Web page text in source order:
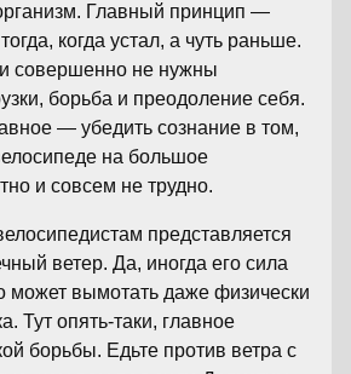
Главный принцип —
когда устал, а чуть раньше.
совершенно не нужны
борьба и преодоление себя.
— убедить сознание в том,
на большое
и совсем не трудно.
представляется
ветер. Да, иногда его сила
может вымотать даже физически
Тут опять-таки, главное
борьбы. Едьте против ветра с